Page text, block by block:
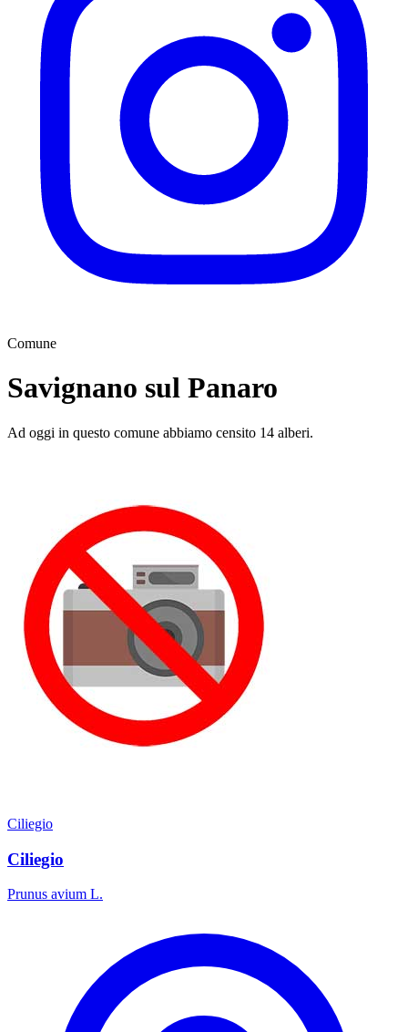
Comune
Savignano sul Panaro
Ad oggi in questo comune abbiamo censito 14 alberi.
Ciliegio
Ciliegio
Prunus avium L.